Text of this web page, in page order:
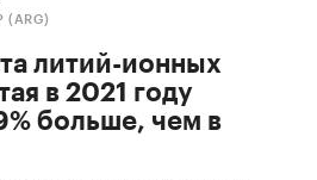
(ARG)
литий-ионных
в 2021 году
больше, чем в